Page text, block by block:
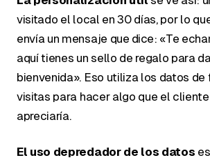
visitado el local en 30 días, por lo
envía un mensaje que dice: «Te
aquí tienes un sello de regalo para
bienvenida». Eso utiliza los datos de
visitas para hacer algo que el
apreciaría.
El uso depredador de los datos